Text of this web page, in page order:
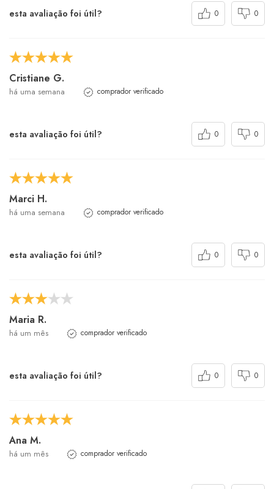
esta avaliação foi útil? 0 0
Cristiane G.
há uma semana comprador verificado
esta avaliação foi útil? 0 0
Marci H.
há uma semana comprador verificado
esta avaliação foi útil? 0 0
Maria R.
há um mês comprador verificado
esta avaliação foi útil? 0 0
Ana M.
há um mês comprador verificado